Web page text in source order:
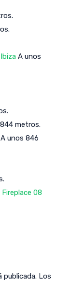
A unos
metros.
A unos 846
08
publicada. Los